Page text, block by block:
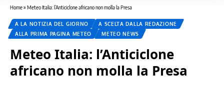
Home» Meteo Italia: l’Anticiclone africano non molla la Presa
A LA NOTIZIA DEL GIORNO
A SCELTA DALLA REDAZIONE
ALLA PRIMA PAGINA METEO
METEO NEWS
Meteo Italia: l’Anticiclone
africano non molla la Presa